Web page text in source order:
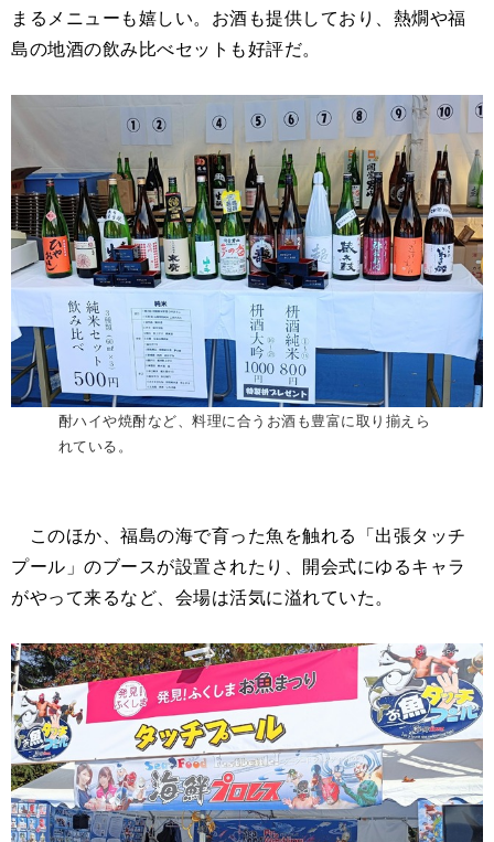
まるメニューも嬉しい。お酒も提供しており、熱燗や福
島の地酒の飲み比べセットも好評だ。
酎ハイや焼酎など、料理に合うお酒も豊富に取り揃えら
れている。
このほか、福島の海で育った魚を触れる「出張タッチ
プール」のブースが設置されたり、開会式にゆるキャラ
がやって来るなど、会場は活気に溢れていた。